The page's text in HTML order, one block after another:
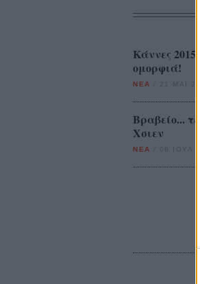
Κάννες
ομορφιά!
ΝΕΑ 21 ΜΑΙ
Βραβείο...
Χσιεν
ΝΕΑ 06 ΙΟΥΛ